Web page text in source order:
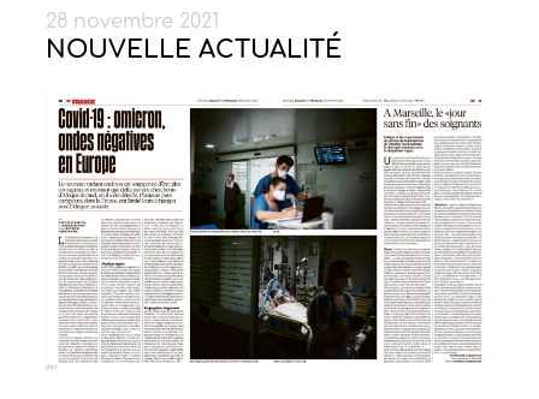
28 novembre 2021
NOUVELLE ACTUALITÉ